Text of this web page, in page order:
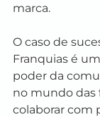
marca.
O caso de
Franquias é
poder da
no mundo das
colaborar com